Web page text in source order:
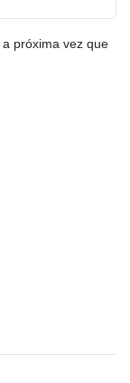
próxima vez que